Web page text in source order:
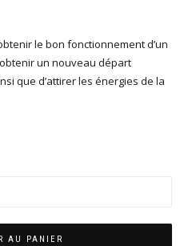
le bon fonctionnement d’un
un nouveau départ
que d’attirer les énergies de la
AU PANIER